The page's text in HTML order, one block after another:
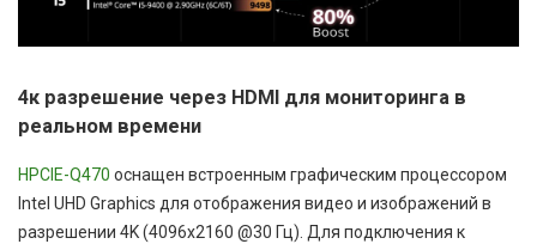
4к разрешение через HDMI для мониторинга в
реальном времени
HPCIE-Q470 оснащен встроенным графическим процессором
Intel UHD Graphics для отображения видео и изображений в
разрешении 4K (4096x2160 @30 Гц). Для подключения к